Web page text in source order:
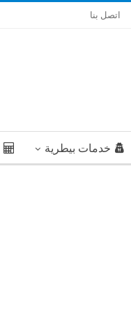
اتصل بنا
خدمات بيطرية